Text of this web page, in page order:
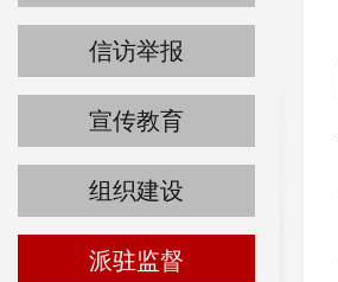
信访举报
宣传教育
组织建设
派驻监督